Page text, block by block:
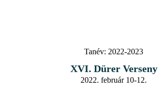
Tanév: 2022-2023
XVI. Dürer Verseny
2022. február 10-12.